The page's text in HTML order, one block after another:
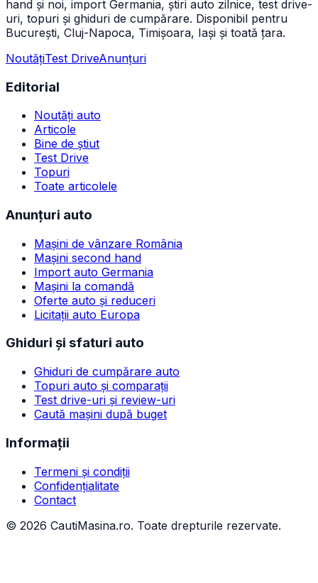
hand și noi, import Germania, știri auto zilnice, test drive-
uri, topuri și ghiduri de cumpărare. Disponibil pentru
București, Cluj-Napoca, Timișoara, Iași și toată țara.
NoutățiTest DriveAnunțuri
Editorial
Noutăți auto
Articole
Bine de știut
Test Drive
Topuri
Toate articolele
Anunțuri auto
Mașini de vânzare România
Mașini second hand
Import auto Germania
Mașini la comandă
Oferte auto și reduceri
Licitații auto Europa
Ghiduri și sfaturi auto
Ghiduri de cumpărare auto
Topuri auto și comparații
Test drive-uri și review-uri
Caută mașini după buget
Informații
Termeni și condiții
Confidențialitate
Contact
© 2026 CautiMasina.ro. Toate drepturile rezervate.